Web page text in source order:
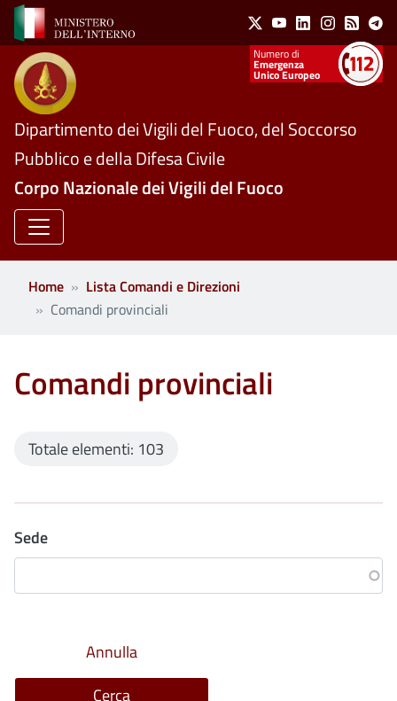
Salta al contenuto principale Social Menu
X YoutubeLinkedinInstagram
Feed
Numeri utili
Emergenza
Unico Europeo
Dipartimento dei Vigili del Fuoco, del Soccorso
Pubblico e della Difesa Civile
Corpo Nazionale dei Vigili del Fuoco
Home
Lista Comandi e Direzioni
Comandi provinciali
Comandi provinciali
Totale elementi: 103
Sede